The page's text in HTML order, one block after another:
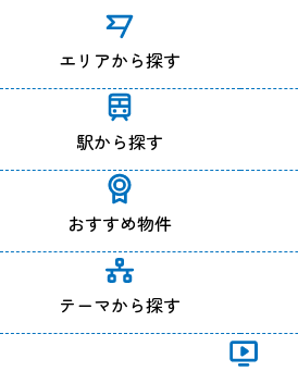
エリアから探す
駅から探す
おすすめ物件
テーマから探す